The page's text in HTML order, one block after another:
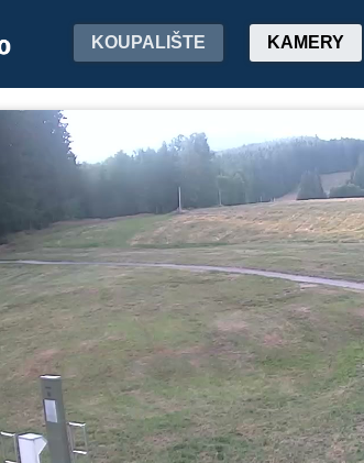
KOUPALIŠTE KAMERY